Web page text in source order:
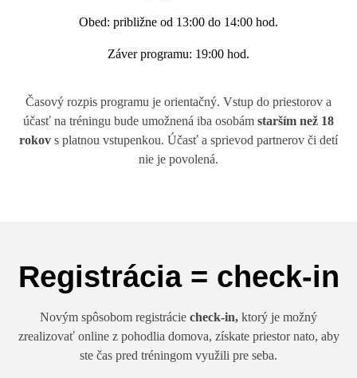
Obed: približne od 13:00 do 14:00 hod.
Záver programu: 19:00 hod.
Časový rozpis programu je orientačný. Vstup do priestorov a
účasť na tréningu bude umožnená iba osobám starším než 18
rokov s platnou vstupenkou. Účasť a sprievod partnerov či detí
nie je povolená.
Registrácia = check-in
Novým spôsobom registrácie check-in, ktorý je možný
zrealizovať online z pohodlia domova, získate priestor nato, aby
ste čas pred tréningom využili pre seba.